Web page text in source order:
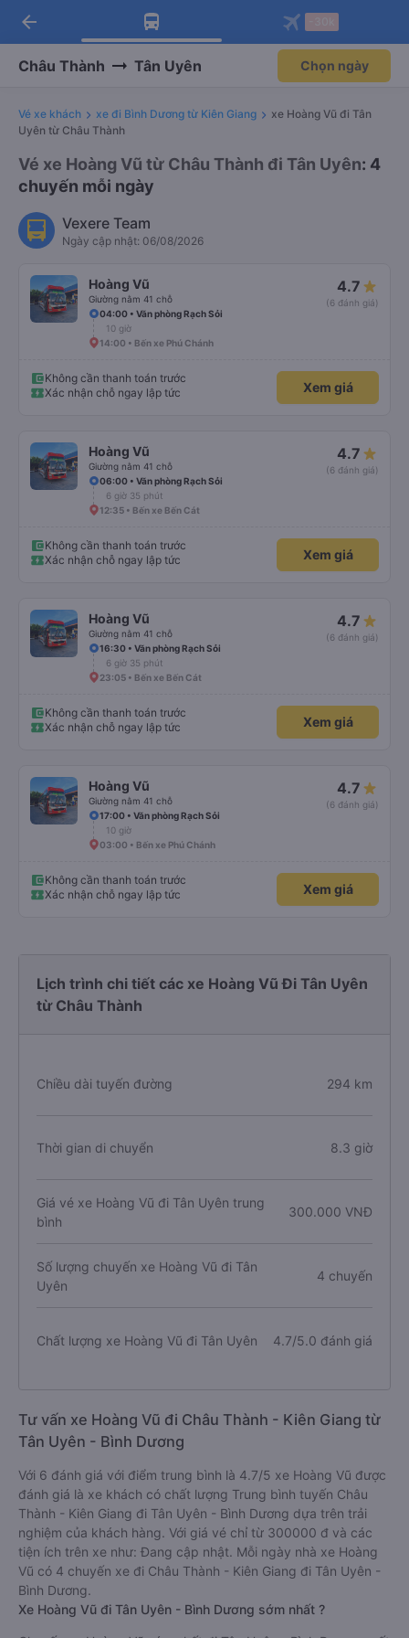
Tải app Vexere ngay!
Nhận ưu đãi thành viên độc
Mở app
Tải app Vexere
-30k/ghế khi đặt vé máy bay qua
Mở app
arrow_back
Châu Thành Tân Uyên Chọn ngày
Vé xe khách xe đi Bình Dương từ Kiên Giang
xe Hoàng Vũ đi Tân
Uyên từ Châu Thành
Vé xe Hoàng Vũ từ Châu Thành đi Tân Uyên: 4
chuyến mỗi ngày
Vexere Team
Ngày cập nhật: 06/08/2026
Hoàng Vũ
Giường nằm 41 chỗ
4.7
(6 đánh giá)
04:00 • Văn phòng Rạch Sỏi
10 giờ
14:00 • Bến xe Phú Chánh
Không cần thanh toán trước
Xác nhận chỗ ngay lập tức
Xem giá
Hoàng Vũ
Giường nằm 41 chỗ
4.7
(6 đánh giá)
06:00 • Văn phòng Rạch Sỏi
6 giờ 35 phút
12:35 • Bến xe Bến Cát
Không cần thanh toán trước
Xác nhận chỗ ngay lập tức
Xem giá
Hoàng Vũ
Giường nằm 41 chỗ
4.7
(6 đánh giá)
16:30 • Văn phòng Rạch Sỏi
6 giờ 35 phút
23:05 • Bến xe Bến Cát
Không cần thanh toán trước
Xác nhận chỗ ngay lập tức
Xem giá
Hoàng Vũ
Giường nằm 41 chỗ
4.7
(6 đánh giá)
17:00 • Văn phòng Rạch Sỏi
10 giờ
03:00 • Bến xe Phú Chánh
Không cần thanh toán trước
Xác nhận chỗ ngay lập tức
Xem giá
Lịch trình chi tiết các xe Hoàng Vũ Đi Tân Uyên
từ Châu Thành
Chiều dài tuyến đường 294 km
Thời gian di chuyển 8.3 giờ
Giá vé xe Hoàng Vũ đi Tân Uyên trung
bình
300.000 VNĐ
Số lượng chuyến xe Hoàng Vũ đi Tân
Uyên
4 chuyến
Chất lượng xe Hoàng Vũ đi Tân Uyên 4.7/5.0 đánh giá
Tư vấn xe Hoàng Vũ đi Châu Thành - Kiên Giang từ
Tân Uyên - Bình Dương
Với 6 đánh giá với điểm trung bình là 4.7/5 xe Hoàng Vũ được
đánh giá là xe khách có chất lượng Trung bình tuyến Châu
Thành - Kiên Giang đi Tân Uyên - Bình Dương dựa trên trải
nghiệm của khách hàng. Với giá vé chỉ từ 300000 đ và các
tiện ích trên xe như: Đang cập nhật. Mỗi ngày nhà xe Hoàng
Vũ có 4 chuyến xe đi Châu Thành - Kiên Giang đi Tân Uyên -
Bình Dương.
Xe Hoàng Vũ đi Tân Uyên - Bình Dương sớm nhất ?